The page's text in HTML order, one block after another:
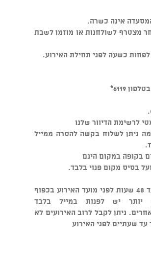
מצטרף לשולחנות או מוזמן לשבת
לפחות כשעה לפני תחילת האירוע.
לרשימת הדיוור שלנו
ניתן לשלוח בקשה להסרה ממייל
.
בקופה במקום הינם
בסיס מקום פנוי בלבד.
ניתן לבטל כרטיסים ולקבל החזר כספי ובלבד שהביטול התבצע עד 48 שעות לפני מועד האירוע בכפוף
ניתן לקבל לרוב האירועים לא
שעתיים לפני האירוע